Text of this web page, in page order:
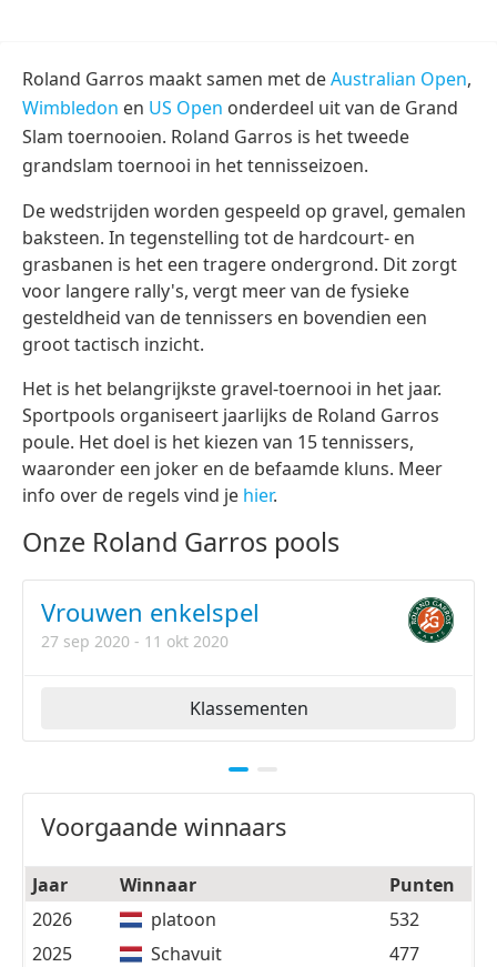
Roland Garros maakt samen met deAustralian Open,
Wimbledon en US Open onderdeel uit van de Grand
Slam toernooien. Roland Garros is het tweede
grandslam toernooi in het tennisseizoen.
De wedstrijden worden gespeeld op gravel, gemalen
baksteen. In tegenstelling tot de hardcourt- en
grasbanen is het een tragere ondergrond. Dit zorgt
voor langere rally's, vergt meer van de fysieke
gesteldheid van de tennissers en bovendien een
groot tactisch inzicht.
Het is het belangrijkste gravel-toernooi in het jaar.
Sportpools organiseert jaarlijks de Roland Garros
poule. Het doel is het kiezen van 15 tennissers,
waaronder een joker en de befaamde kluns. Meer
info over de regels vind je hier.
Onze Roland Garros pools
Vrouwen enkelspel
27 sep 2020 - 11 okt 2020
Klassementen
Voorgaande winnaars
Jaar Winnaar
Punten
2026
platoon
532
2025
Schavuit
477